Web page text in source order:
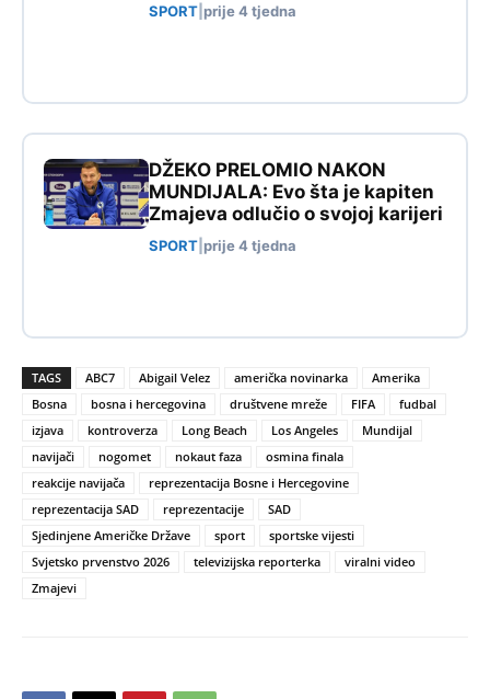
SPORT prije 4 tjedna
DŽEKO PRELOMIO NAKON
MUNDIJALA: Evo šta je kapiten
Zmajeva odlučio o svojoj karijeri
SPORT prije 4 tjedna
TAGS ABC7 Abigail Velez američka novinarka
Amerika
Bosna
bosna i hercegovina društvene mreže FIFA
fudbal
izjava
kontroverza Long Beach Los Angeles
Mundijal
navijači
nogomet nokaut faza
osmina finala
reakcije navijača
reprezentacija Bosne i Hercegovine
reprezentacija SAD
reprezentacije
SAD
Sjedinjene Američke Države
sport
sportske vijesti
Svjetsko prvenstvo 2026
televizijska reporterka
viralni video
Zmajevi